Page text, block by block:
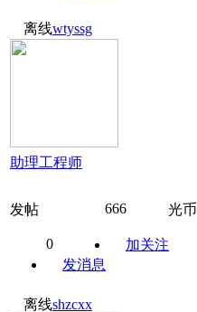
离线wtyssg
助理工程师
发帖 666 光币
0
加关注
发消息
离线shzcxx